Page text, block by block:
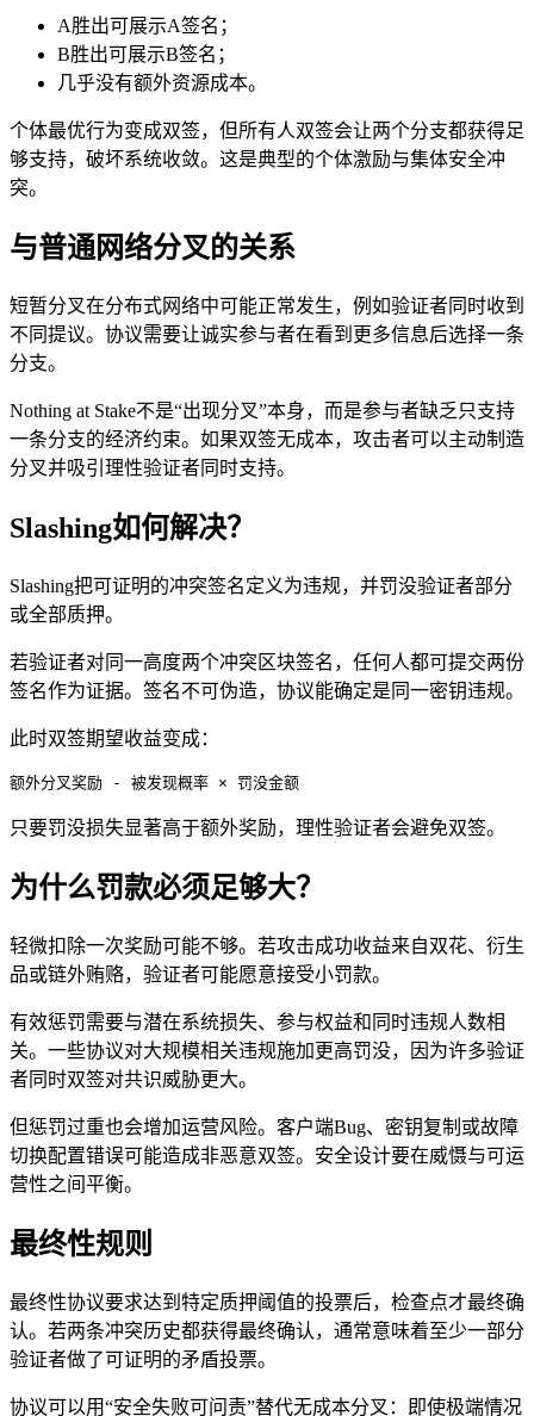
A胜出可展示A签名；
B胜出可展示B签名；
几乎没有额外资源成本。
个体最优行为变成双签，但所有人双签会让两个分支都获得足
够支持，破坏系统收敛。这是典型的个体激励与集体安全冲
突。
与普通网络分叉的关系
短暂分叉在分布式网络中可能正常发生，例如验证者同时收到
不同提议。协议需要让诚实参与者在看到更多信息后选择一条
分支。
Nothing at Stake不是“出现分叉”本身，而是参与者缺乏只支持
一条分支的经济约束。如果双签无成本，攻击者可以主动制造
分叉并吸引理性验证者同时支持。
Slashing如何解决？
Slashing把可证明的冲突签名定义为违规，并罚没验证者部分
或全部质押。
若验证者对同一高度两个冲突区块签名，任何人都可提交两份
签名作为证据。签名不可伪造，协议能确定是同一密钥违规。
此时双签期望收益变成：
额外分叉奖励 - 被发现概率 × 罚没金额
只要罚没损失显著高于额外奖励，理性验证者会避免双签。
为什么罚款必须足够大？
轻微扣除一次奖励可能不够。若攻击成功收益来自双花、衍生
品或链外贿赂，验证者可能愿意接受小罚款。
有效惩罚需要与潜在系统损失、参与权益和同时违规人数相
关。一些协议对大规模相关违规施加更高罚没，因为许多验证
者同时双签对共识威胁更大。
但惩罚过重也会增加运营风险。客户端Bug、密钥复制或故障
切换配置错误可能造成非恶意双签。安全设计要在威慑与可运
营性之间平衡。
最终性规则
最终性协议要求达到特定质押阈值的投票后，检查点才最终确
认。若两条冲突历史都获得最终确认，通常意味着至少一部分
验证者做了可证明的矛盾投票。
协议可以用“安全失败可问责”替代无成本分叉：即使极端情况